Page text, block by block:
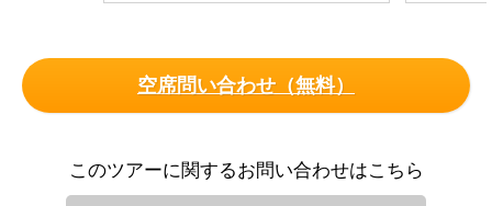
空席問い合わせ（無料）
このツアーに関するお問い合わせはこちら